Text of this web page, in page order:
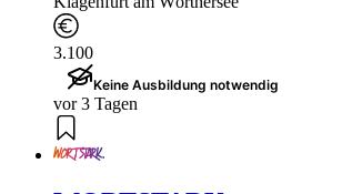
3.100
Keine Ausbildung notwendig
vor 3 Tagen